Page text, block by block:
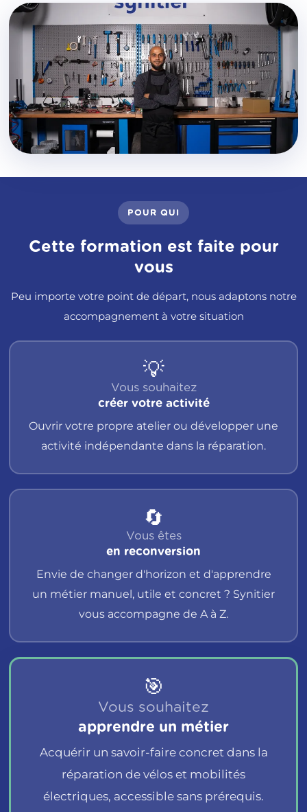
POUR QUI
Cette formation est faite pour
vous
Peu importe votre point de départ, nous adaptons notre
accompagnement à votre situation
💡
Vous souhaitez
créer votre activité
Ouvrir votre propre atelier ou développer une
activité indépendante dans la réparation.
🔄
Vous êtes
en reconversion
Envie de changer d'horizon et d'apprendre
un métier manuel, utile et concret ? Synitier
vous accompagne de A à Z.
🎯
Vous souhaitez
apprendre un métier
Acquérir un savoir-faire concret dans la
réparation de vélos et mobilités
électriques, accessible sans prérequis.